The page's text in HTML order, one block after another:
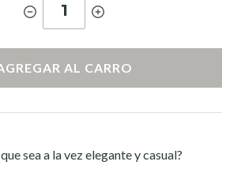
1
AL CARRO
sea a la vez elegante y casual?